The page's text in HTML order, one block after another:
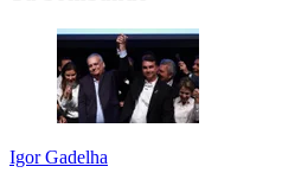
Igor Gadelha